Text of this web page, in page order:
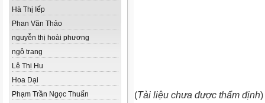
Hà Thị Iếp
Phan Văn Thảo
nguyễn thị hoài phương
ngô trang
Lê Thị Hu
Hoa Dại
Phạm Trần Ngọc Thuấn
(Tài liệu chưa được thẩm định)